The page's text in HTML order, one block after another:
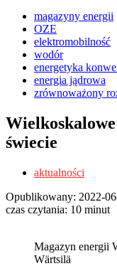
magazyny energii
OZE
elektromobilność
wodór
energetyka
energia jądrowa
zrównoważony
świecie
aktualności
Opublikowany: 2022-
czas czytania: 10 minut
Magazyn energii
Wärtsilä